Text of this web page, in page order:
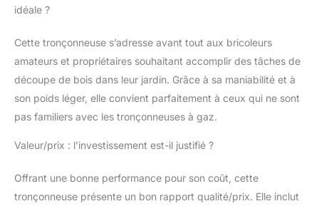
Système de tension
simple permettant des
ajustements rapides
pendant le travail.
compacte et légère
conçue pour démarrer
facilement
sécurité à faible retour,
y compris la sécurité
idéale ?
Cette tronçonneuse s’adresse avant tout aux bricoleurs
amateurs et propriétaires souhaitant accomplir des tâches de
découpe de bois dans leur jardin. Grâce à sa maniabilité et à
son poids léger, elle convient parfaitement à ceux qui ne sont
pas familiers avec les tronçonneuses à gaz.
Valeur/prix : l’investissement est-il justifié ?
Offrant une bonne performance pour son coût, cette
tronçonneuse présente un bon rapport qualité/prix. Elle inclut